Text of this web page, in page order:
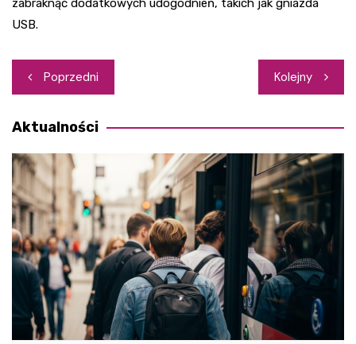
zabraknąć dodatkowych udogodnień, takich jak gniazda
USB.
Nawigacja
wpisu
Poprzedni Kolejny
Aktualności